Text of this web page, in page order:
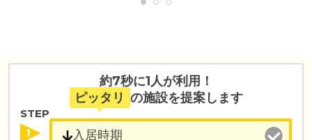
約7秒に1人が利用！
ピッタリ の施設を提案します
STEP
1